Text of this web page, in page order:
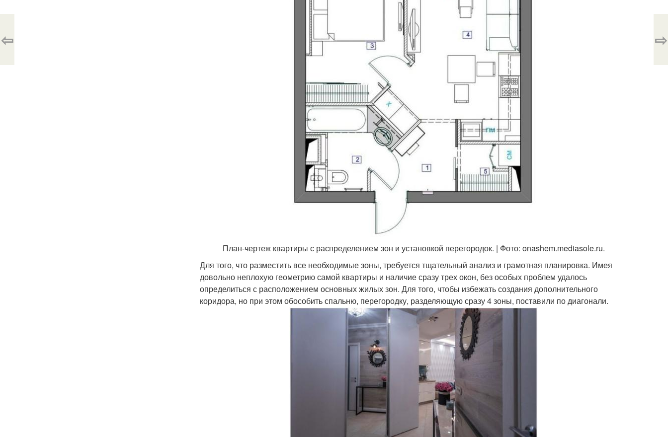
План-чертеж квартиры с распределением зон и установкой перегородок. | Фото: onashem.mediasole.ru.
Для того, что разместить все необходимые зоны, требуется тщательный анализ и грамотная планировка. Имея
довольно неплохую геометрию самой квартиры и наличие сразу трех окон, без особых проблем удалось
определиться с расположением основных жилых зон. Для того, чтобы избежать создания дополнительного
коридора, но при этом обособить спальню, перегородку, разделяющую сразу 4 зоны, поставили по диагонали.
⇦ ⇨